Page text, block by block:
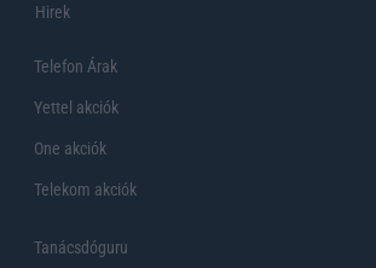
Hirek
Telefon Árak
Yettel akciók
One akciók
Telekom akciók
Tanácsdóguru